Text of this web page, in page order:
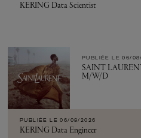
KERING Data Scientist
PUBLIÉE LE 06/
SAINT
M/W/D
PUBLIÉE LE 06/08/2026
KERING Data Engineer